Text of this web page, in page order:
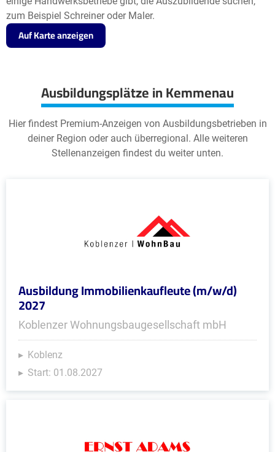
zum Beispiel Schreiner oder Maler.
Auf Karte anzeigen
Ausbildungsplätze in Kemmenau
Hier findest Premium-Anzeigen von Ausbildungsbetrieben in
deiner Region oder auch überregional. Alle weiteren
Stellenanzeigen findest du weiter unten.
Ausbildung Immobilienkaufleute (m/w/d)
2027
Koblenzer Wohnungsbaugesellschaft mbH
Koblenz
Start: 01.08.2027